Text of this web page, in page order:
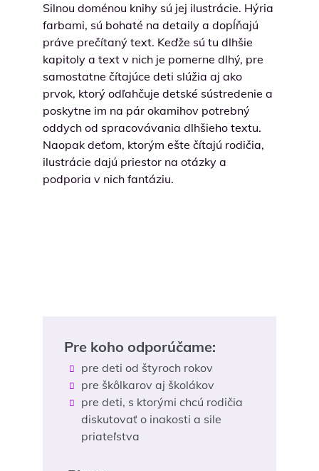
Silnou doménou knihy sú jej ilustrácie. Hýria
farbami, sú bohaté na detaily a dopĺňajú
práve prečítaný text. Keďže sú tu dlhšie
kapitoly a text v nich je pomerne dlhý, pre
samostatne čítajúce deti slúžia aj ako
prvok, ktorý odľahčuje detské sústredenie a
poskytne im na pár okamihov potrebný
oddych od spracovávania dlhšieho textu.
Naopak deťom, ktorým ešte čítajú rodičia,
ilustrácie dajú priestor na otázky a
podporia v nich fantáziu.
Pre koho odporúčame:
pre deti od štyroch rokov
pre škôlkarov aj školákov
pre deti, s ktorými chcú rodičia
diskutovať o inakosti a sile
priateľstva